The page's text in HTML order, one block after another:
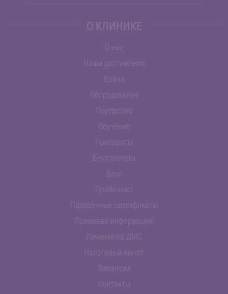
О КЛИНИКЕ
О нас
Наши достижения
Врачи
Оборудование
Портфолио
Обучение
Препараты
Бестселлеры
Блог
Прайс-лист
Подарочные сертификаты
Правовая информация
Лечение по ДМС
Налоговый вычет
Вакансии
Контакты